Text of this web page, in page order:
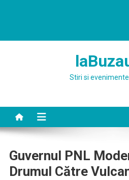
Stiri si
Guvernul PNL
Drumul Către